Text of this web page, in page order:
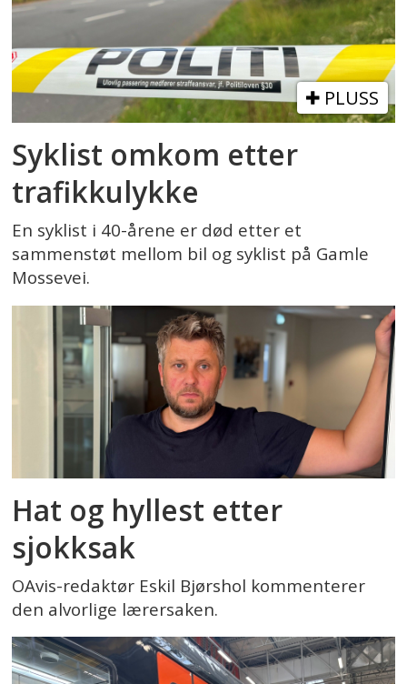
PLUSS
Syklist omkom etter
trafikkulykke
En syklist i 40-årene er død etter et
sammenstøt mellom bil og syklist på Gamle
Mossevei.
Hat og hyllest etter
sjokksak
OAvis-redaktør Eskil Bjørshol kommenterer
den alvorlige lærersaken.